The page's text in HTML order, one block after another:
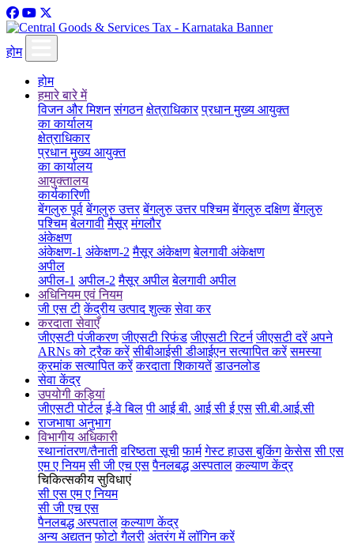
होम
होम
हमारे बारे में
विजन और मिशन संगठन क्षेत्राधिकार प्रधान मुख्य आयुक्त
का कार्यालय
क्षेत्राधिकार
प्रधान मुख्य आयुक्त
का कार्यालय
आयुक्तालय
कार्यकारिणी
बेंगलुरु पूर्व बेंगलुरु उत्तर बेंगलुरु उत्तर पश्चिम बेंगलुरु दक्षिण बेंगलुरु
पश्चिम बेलगावी मैसूर मंगलौर
अंकेक्षण
अंकेक्षण-1 अंकेक्षण-2 मैसूर अंकेक्षण बेलगावी अंकेक्षण
अपील
अपील-1 अपील-2 मैसूर अपील बेलगावी अपील
अधिनियम एवं नियम
जी एस टी केंद्रीय उत्पाद शुल्क सेवा कर
करदाता सेवाएँ
जीएसटी पंजीकरण जीएसटी रिफंड जीएसटी रिटर्न जीएसटी दरें अपने
ARNs को ट्रैक करें सीबीआईसी डीआईएन सत्यापित करें समस्या
क्रमांक सत्यापित करें करदाता शिकायतें डाउनलोड
सेवा केंद्र
उपयोगी कड़ियां
जीएसटी पोर्टल ई-वे बिल पी आई बी. आई सी ई एस सी.बी.आई.सी
राजभाषा अनुभाग
विभागीय अधिकारी
स्थानांतरण/तैनाती वरिष्ठता सूची फार्म गेस्ट हाउस बुकिंग केसेस सी एस
एम ए नियम सी जी एच एस पैनलबद्ध अस्पताल कल्याण केंद्र
चिकित्सकीय सुविधाएं
सी एस एम ए नियम
सी जी एच एस
पैनलबद्ध अस्पताल कल्याण केंद्र
अन्य अद्यतन फोटो गैलरी अंतरंग में लॉगिन करें